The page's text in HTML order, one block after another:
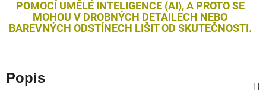
POMOCÍ UMĚLÉ INTELIGENCE (AI), A PROTO SE
MOHOU V DROBNÝCH DETAILECH NEBO
BAREVNÝCH ODSTÍNECH LIŠIT OD SKUTEČNOSTI.
Popis